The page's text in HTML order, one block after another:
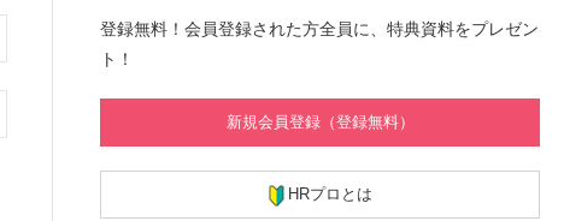
登録無料！会員登録された方全員に、特典資料をプレゼン
ト！
新規会員登録（登録無料）
HRプロとは